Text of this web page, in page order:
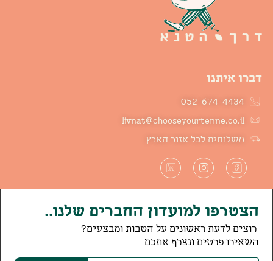
דברו איתנו
052-674-4434
livnat@chooseyourtenne.co.il
משלוחים לכל אזור הארץ
הצטרפו למועדון החברים שלנו..
רוצים לדעת ראשונים על הטבות ומבצעים?
השאירו פרטים ונצרף אתכם